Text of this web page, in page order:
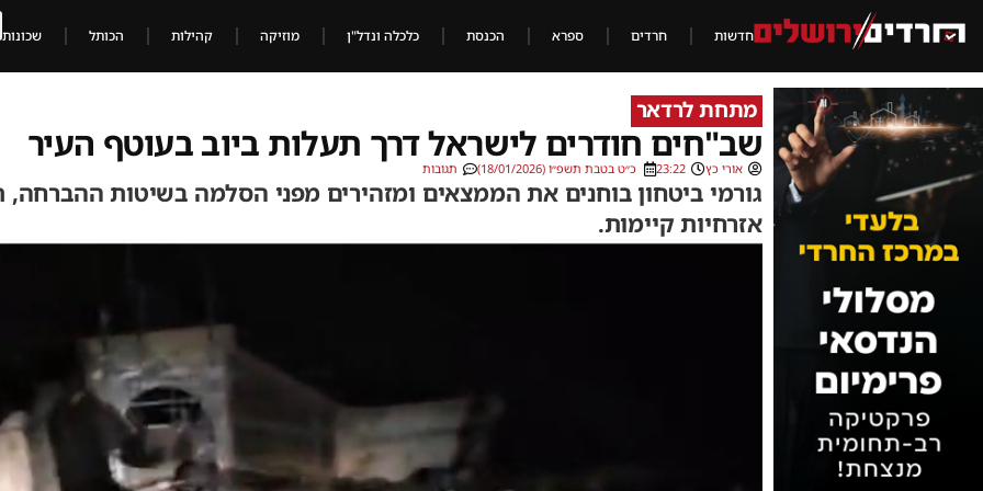
חדשות חרדים ספרא הכנסת כלכלה ונדל"ן מוזיקה קהילות הכותל שכונות
מתחת לרדאר
שב"חים חודרים לישראל דרך תעלות ביוב בעוטף העיר
אורי כץ 23:22 כ״ט בטבת תשפ״ו (18/01/2026) תגובות
גורמי ביטחון בוחנים את הממצאים ומזהירים מפני הסלמה בשיטות
אזרחיות קיימות.